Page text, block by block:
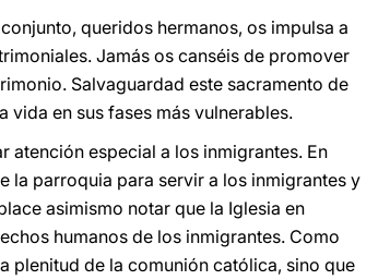
queridos hermanos, os impulsa a
Jamás os canséis de promover
Salvaguardad este sacramento de
en sus fases más vulnerables.
atención especial a los inmigrantes. En
la parroquia para servir a los inmigrantes y
asimismo notar que la Iglesia en
humanos de los inmigrantes. Como
plenitud de la comunión católica, sino que